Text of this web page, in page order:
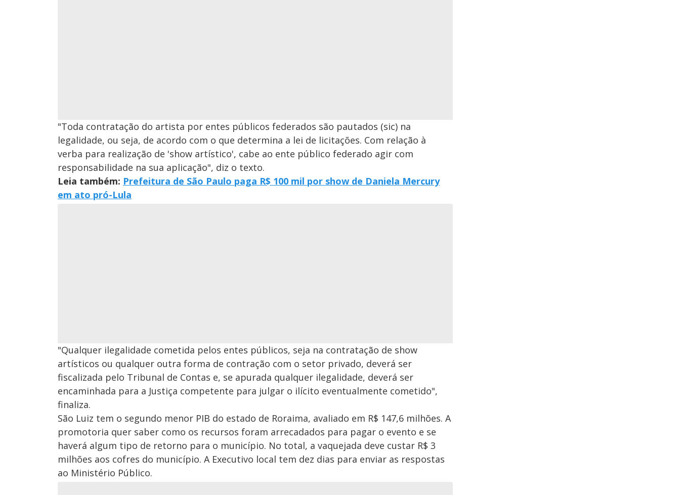
"Toda contratação do artista por entes públicos federados são pautados (sic) na
legalidade, ou seja, de acordo com o que determina a lei de licitações. Com relação à
verba para realização de 'show artístico', cabe ao ente público federado agir com
responsabilidade na sua aplicação", diz o texto.
Leia também: Prefeitura de São Paulo paga R$ 100 mil por show de Daniela Mercury
em ato pró-Lula
"Qualquer ilegalidade cometida pelos entes públicos, seja na contratação de show
artísticos ou qualquer outra forma de contração com o setor privado, deverá ser
fiscalizada pelo Tribunal de Contas e, se apurada qualquer ilegalidade, deverá ser
encaminhada para a Justiça competente para julgar o ilícito eventualmente cometido",
finaliza.
São Luiz tem o segundo menor PIB do estado de Roraima, avaliado em R$ 147,6 milhões. A
promotoria quer saber como os recursos foram arrecadados para pagar o evento e se
haverá algum tipo de retorno para o município. No total, a vaquejada deve custar R$ 3
milhões aos cofres do município. A Executivo local tem dez dias para enviar as respostas
ao Ministério Público.